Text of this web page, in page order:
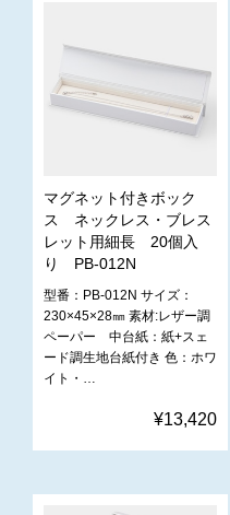
マグネット付きボック
ス ネックレス・ブレス
レット用細長 20個入
り PB-012N
型番：PB-012N サイズ：
230×45×28㎜ 素材:レザー調
ペーパー 中台紙：紙+スェ
ード調生地台紙付き 色：ホワ
イト・…
¥13,420